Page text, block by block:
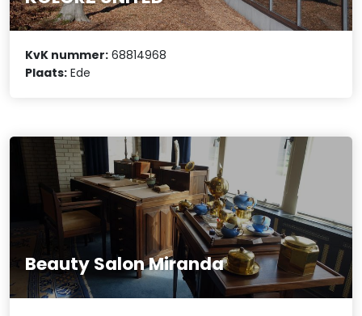
KvK nummer: 68814968
Plaats: Ede
Beauty Salon Miranda